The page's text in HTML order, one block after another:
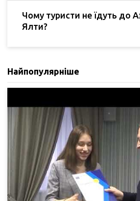
Чому туристи не їдуть до
Ялти?
Найпопулярніше